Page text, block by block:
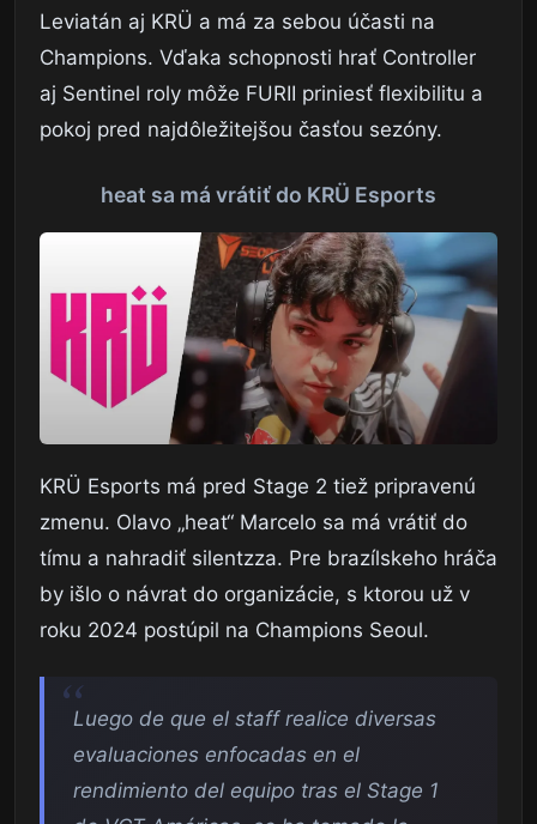
Leviatán aj KRÜ a má za sebou účasti na
Champions. Vďaka schopnosti hrať Controller
aj Sentinel roly môže FURII priniesť flexibilitu a
pokoj pred najdôležitejšou časťou sezóny.
heat sa má vrátiť do KRÜ Esports
KRÜ Esports má pred Stage 2 tiež pripravenú
zmenu. Olavo „heat“ Marcelo sa má vrátiť do
tímu a nahradiť silentzza. Pre brazílskeho hráča
by išlo o návrat do organizácie, s ktorou už v
roku 2024 postúpil na Champions Seoul.
Luego de que el staff realice diversas
evaluaciones enfocadas en el
rendimiento del equipo tras el Stage 1